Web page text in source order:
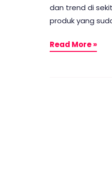
dan trend di
produk yang
Read More »